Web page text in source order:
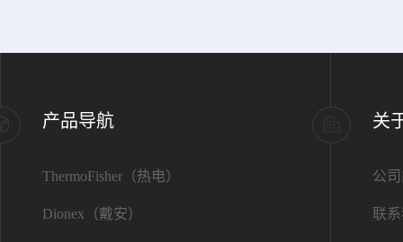
产品导航
ThermoFisher（热电）
Dionex（戴安）
关
公
联